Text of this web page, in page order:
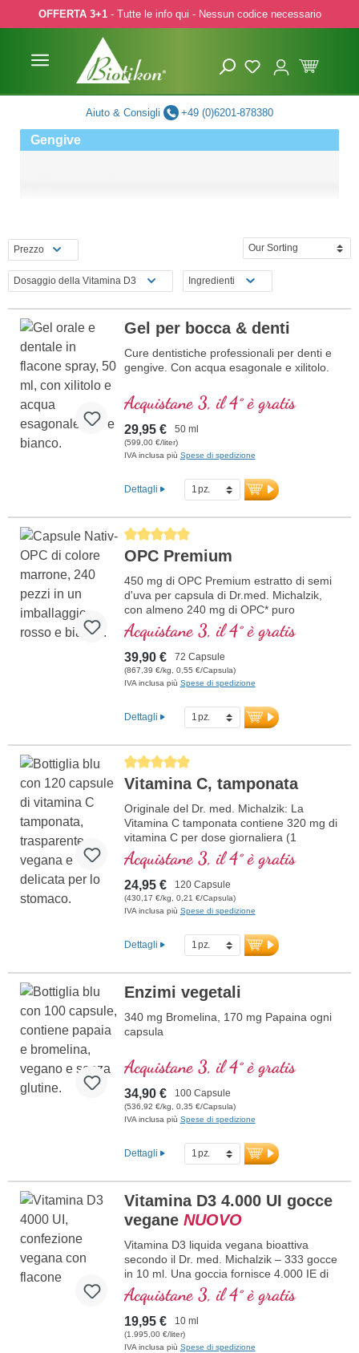
to main content
Skip to search
Skip to main navigation
OFFERTA 3+1- Tutte le info qui - Nessun codice necessario
Aiuto & Consigli +49 (0)6201-878380
Gengive
Prezzo
Dosaggio della Vitamina D3 Ingredienti
Gel per bocca & denti
Cure dentistiche professionali per denti e
gengive. Con acqua esagonale e xilitolo.
Acquistane 3, il 4° è gratis
29,95 € 50 ml
(599,00 €/liter)
IVA inclusa più Spese di spedizione
Dettagli
Average rating of 5 out of 5 stars
OPC Premium
450 mg di OPC Premium estratto di semi
d'uva per capsula di Dr.med. Michalzik,
con almeno 240 mg di OPC* puro
Acquistane 3, il 4° è gratis
39,90 € 72 Capsule
(867,39 €/kg, 0,55 €/Capsula)
IVA inclusa più Spese di spedizione
Dettagli
Average rating of 5 out of 5 stars
Vitamina C, tamponata
Originale del Dr. med. Michalzik: La
Vitamina C tamponata contiene 320 mg di
vitamina C per dose giornaliera (1
capsula). Questo integratore alimentare di
alta qualità è privo di additivi e prodotto in
Germania. La sigillatura è priva di
alluminio.
C tamponata
Acquistane 3, il 4° è gratis
24,95 € 120 Capsule
(430,17 €/kg, 0,21 €/Capsula)
IVA inclusa più Spese di spedizione
Dettagli
Enzimi vegetali
340 mg Bromelina, 170 mg Papaina ogni
capsula
Acquistane 3, il 4° è gratis
34,90 € 100 Capsule
(536,92 €/kg, 0,35 €/Capsula)
IVA inclusa più Spese di spedizione
Dettagli
Vitamina D3 4.000 UI gocce
vegane NUOVO
Vitamina D3 liquida vegana bioattiva
secondo il Dr. med. Michalzik – 333 gocce
in 10 ml. Una goccia fornisce 4.000 IE di
vitamina D3 vegana. Massima qualità
premium da licheni di alta qualità
controllati (non da alghe!) completamente
vegetale, 100% vegana. Disciolta in olio di
cocco MCT protettivo, coltivato senza
Acquistane 3, il 4° è gratis
19,95 € 10 ml
(1.995,00 €/liter)
IVA inclusa più Spese di spedizione